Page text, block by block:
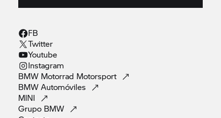
FB
Twitter
Youtube
Instagram
BMW Motorrad Motorsport
BMWAutomóviles
MINI
Grupo BMW